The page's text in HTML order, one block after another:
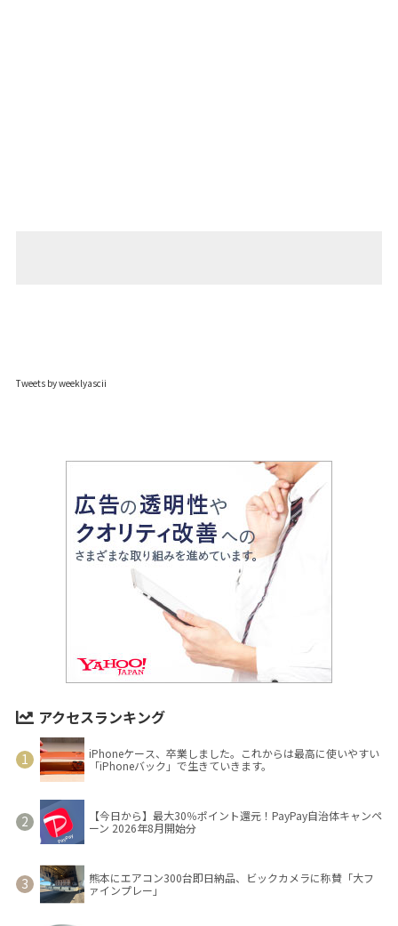
Tweets by weeklyascii
アクセスランキング
iPhoneケース、卒業しました。これからは最高に使いやすい
「iPhoneバック」で生きていきます。
【今日から】最大30％ポイント還元！PayPay自治体キャンペ
ーン 2026年8月開始分
熊本にエアコン300台即日納品、ビックカメラに称賛「大フ
ァインプレー」